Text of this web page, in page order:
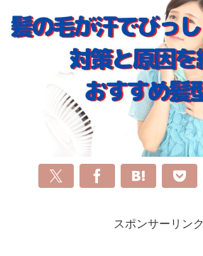
スポンサーリンク